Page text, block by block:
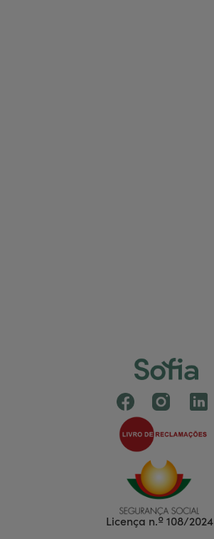
Licença n.º 108/2024